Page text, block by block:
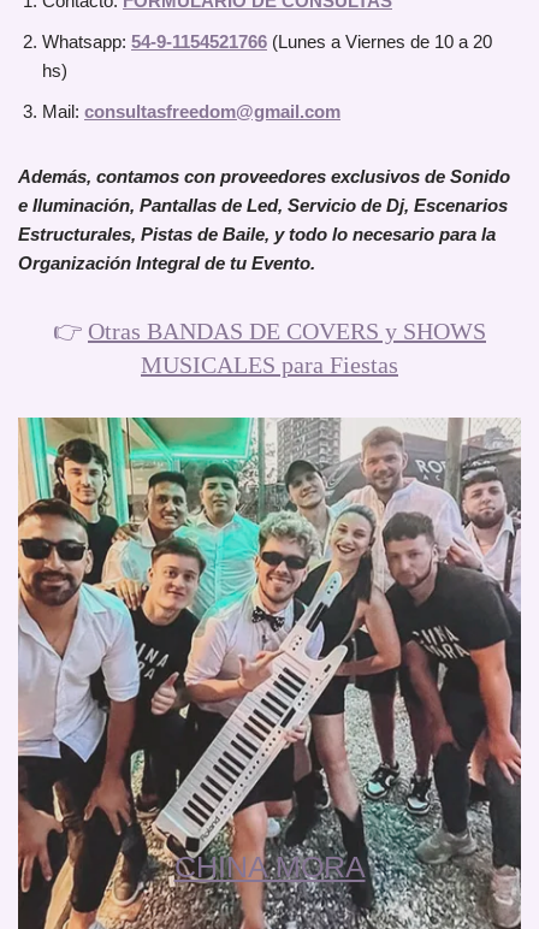
Whatsapp: 54-9-1154521766 (Lunes a Viernes de 10 a 20
hs)
Mail: consultasfreedom@gmail.com
Además, contamos con proveedores exclusivos de Sonido
e Iluminación, Pantallas de Led, Servicio de Dj, Escenarios
Estructurales, Pistas de Baile, y todo lo necesario para la
Organización Integral de tu Evento.
👉 Otras BANDAS DE COVERS y SHOWS
MUSICALES para Fiestas
CHINA MORA